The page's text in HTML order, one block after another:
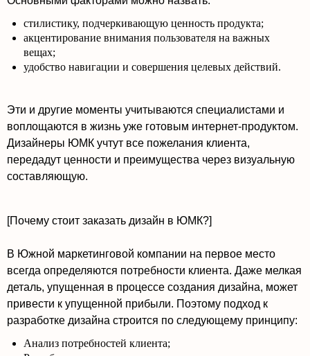
стилистику, подчеркивающую ценность продукта;
акцентирование внимания пользователя на важных
вещах;
удобство навигации и совершения целевых действий.
Эти и другие моменты учитываются специалистами и
воплощаются в жизнь уже готовым интернет-продуктом.
Дизайнеры ЮМК учтут все пожелания клиента,
передадут ценности и преимущества через визуальную
составляющую.
[Почему стоит заказать дизайн в ЮМК?]
В Южной маркетинговой компании на первое место
всегда определяются потребности клиента. Даже мелкая
деталь, упущенная в процессе создания дизайна, может
привести к упущенной прибыли. Поэтому подход к
разработке дизайна строится по следующему принципу:
Анализ потребностей клиента;